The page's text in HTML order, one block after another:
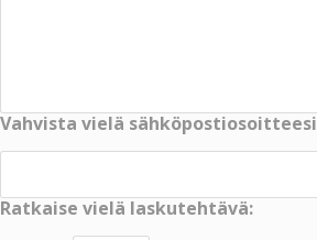
Vahvista vielä sähköpostiosoitteesi
Ratkaise vielä laskutehtävä: